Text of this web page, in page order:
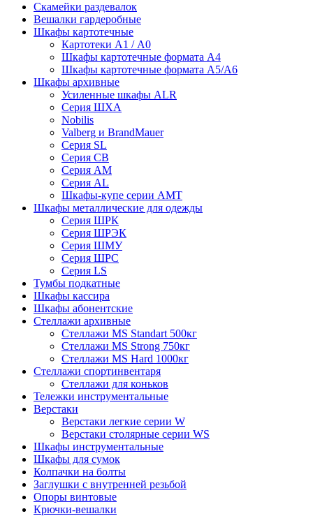
Скамейки раздевалок
Вешалки гардеробные
Шкафы картотечные
Картотеки А1 / А0
Шкафы картотечные формата А4
Шкафы картотечные формата А5/А6
Шкафы архивные
Усиленные шкафы ALR
Серия ШХА
Nobilis
Valberg и BrandMauer
Cерия SL
Серия СВ
Серия АМ
Серия AL
Шкафы-купе серии AMT
Шкафы металлические для одежды
Серия ШРК
Серия ШРЭК
Серия ШМУ
Серия ШРС
Серия LS
Тумбы подкатные
Шкафы кассира
Шкафы абонентские
Стеллажи архивные
Стеллажи MS Standart 500кг
Стеллажи MS Strong 750кг
Стеллажи MS Hard 1000кг
Стеллажи спортинвентаря
Стеллажи для коньков
Тележки инструментальные
Верстаки
Верстаки легкие серии W
Верстаки столярные серии WS
Шкафы инструментальные
Шкафы для сумок
Колпачки на болты
Заглушки с внутренней резьбой
Опоры винтовые
Крючки-вешалки